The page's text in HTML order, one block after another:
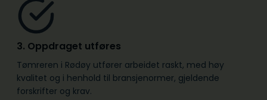
3. Oppdraget utføres
Tømreren i Rødøy utfører arbeidet raskt, med høy
kvalitet og i henhold til bransje­normer, gjeldende
forskrifter og krav.